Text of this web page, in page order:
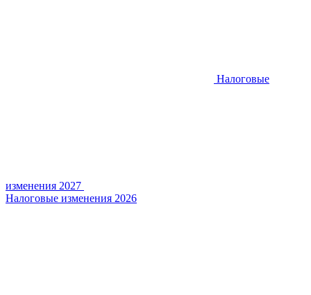
Налоговые
изменения 2027
Налоговые изменения 2026